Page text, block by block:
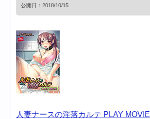
公開日：2018/10/15
人妻ナースの淫落カルテ PLAY MOVIE